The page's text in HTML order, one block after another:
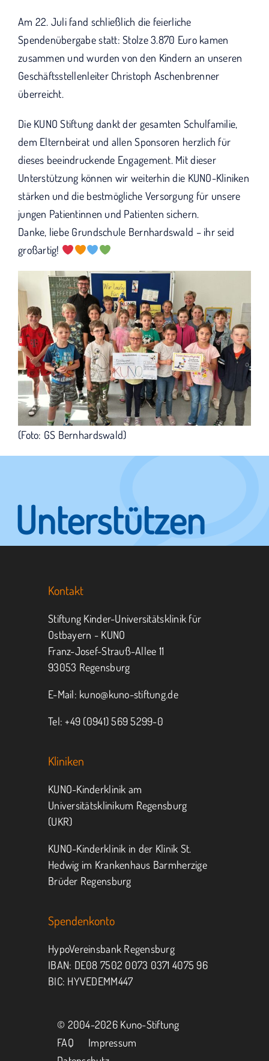
Am 22. Juli fand schließlich die feierliche
Spendenübergabe statt: Stolze 3.870 Euro kamen
zusammen und wurden von den Kindern an unseren
Geschäftsstellenleiter Christoph Aschenbrenner
überreicht.
Die KUNO Stiftung dankt der gesamten Schulfamilie,
dem Elternbeirat und allen Sponsoren herzlich für
dieses beeindruckende Engagement. Mit dieser
Unterstützung können wir weiterhin die KUNO-Kliniken
stärken und die bestmögliche Versorgung für unsere
jungen Patientinnen und Patienten sichern.
Danke, liebe Grundschule Bernhardswald – ihr seid
großartig!
(Foto: GS Bernhardswald)
Unterstützen
Sie KUNO.
Jeder kann helfen.
MITMACHEN SPENDEN
Kontakt
Stiftung Kinder-Universitätsklinik für
Ostbayern - KUNO
Franz-Josef-Strauß-Allee 11
93053 Regensburg
E-Mail: kuno@kuno-stiftung.de
Tel: +49 (0941) 569 5299-0
Kliniken
KUNO-Kinderklinik am
Universitätsklinikum Regensburg
(UKR)
KUNO-Kinderklinik in der Klinik St.
Hedwig im Krankenhaus Barmherzige
Brüder Regensburg
Spendenkonto
HypoVereinsbank Regensburg
IBAN: DE08 7502 0073 0371 4075 96
BIC: HYVEDEMM447
© 2004-2026 Kuno-Stiftung
FAQ
Impressum